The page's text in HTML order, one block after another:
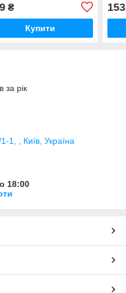
₴
Купити
153
за рік
1, , Київ, Україна
18:00